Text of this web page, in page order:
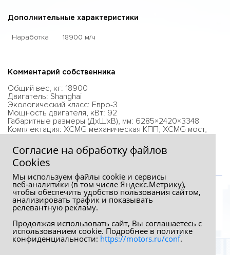
Дополнительные характеристики
Наработка 18900 м/ч
Комментарий собственника
Общий вес, кг: 18900
Двигатель: Shanghai
Экологический класс: Евро-3
Мощность двигателя, кВт: 92
Габаритные размеры (ДхШхВ), мм: 6285×2420×3348
Комплектация: XCMG механическая КПП, XCMG мост,
Согласие на обработку файлов
Сookies
Мы используем файлы cookie и сервисы
веб‑аналитики (в том числе Яндекс.Метрику),
чтобы обеспечить удобство пользования сайтом,
анализировать трафик и показывать
релевантную рекламу.
Продолжая использовать сайт, Вы соглашаетесь с
использованием cookie. Подробнее в политике
конфиденциальности: https://motors.ru/conf.